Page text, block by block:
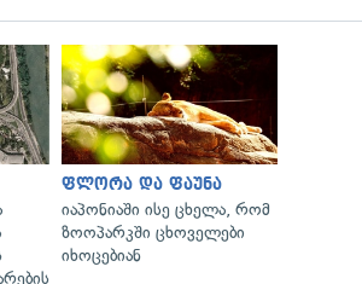
ფლორა და ფაუნა
იაპონიაში ისე ცხელა, რომ
ზოოპარკში ცხოველები
იხოცებიან